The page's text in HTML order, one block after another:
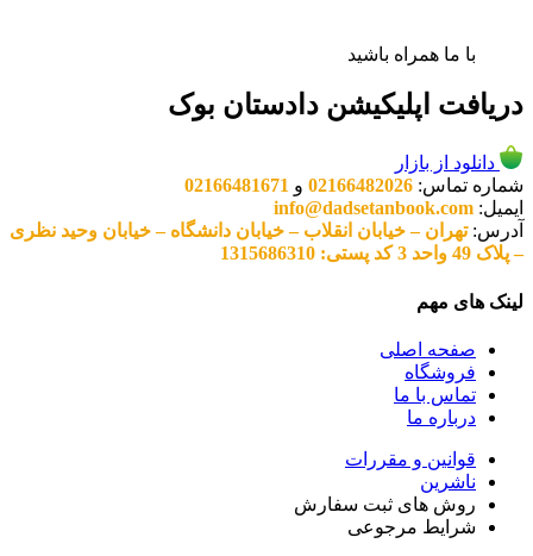
با ما همراه باشید
دریافت اپلیکیشن دادستان بوک
دانلود از بازار
شماره تماس: 02166482026 و 02166481671
ایمیل: info@dadsetanbook.com
آدرس:تهران – خیابان انقلاب – خیابان دانشگاه – خیابان وحید نظری
– پلاک 49 واحد 3 کد پستی: 1315686310
لینک های مهم
صفحه اصلی
فروشگاه
تماس با ما
درباره ما
قوانین و مقررات
ناشرین
روش های ثبت سفارش
شرایط مرجوعی